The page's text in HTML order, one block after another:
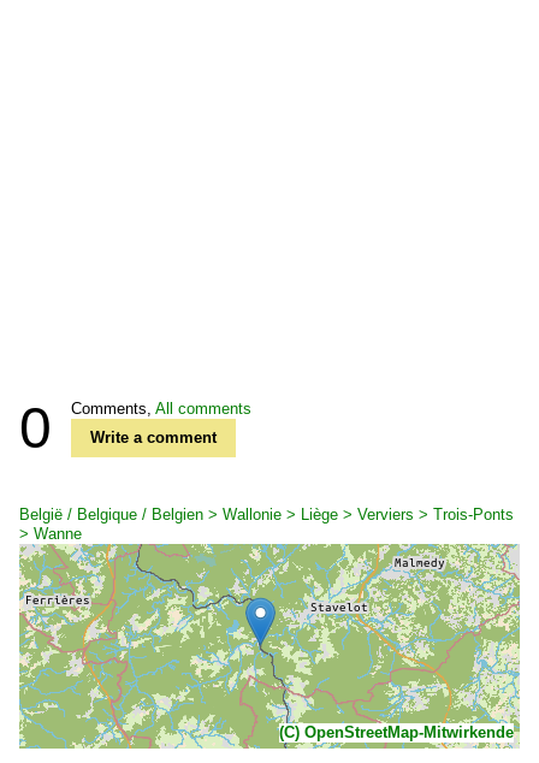
0 Comments, All comments
Write a comment
België / Belgique / Belgien > Wallonie > Liège > Verviers > Trois-Ponts
> Wanne
(C) OpenStreetMap-Mitwirkende